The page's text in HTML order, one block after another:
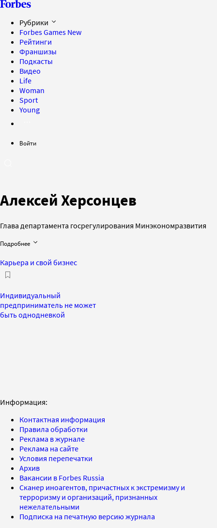
Рубрики
Forbes Games New
Рейтинги
Франшизы
Подкасты
Видео
Life
Woman
Sport
Young
Войти
Алексей Херсонцев
Глава департамента госрегулирования Минэкономразвития
Подробнее
Карьера и свой бизнес
Индивидуальный
предприниматель не может
быть однодневкой
Информация:
Контактная информация
Правила обработки
Реклама в журнале
Реклама на сайте
Условия перепечатки
Архив
Вакансии в Forbes Russia
Сканер иноагентов, причастных к экстремизму и
терроризму и организаций, признанных
нежелательными
Подписка на печатную версию журнала